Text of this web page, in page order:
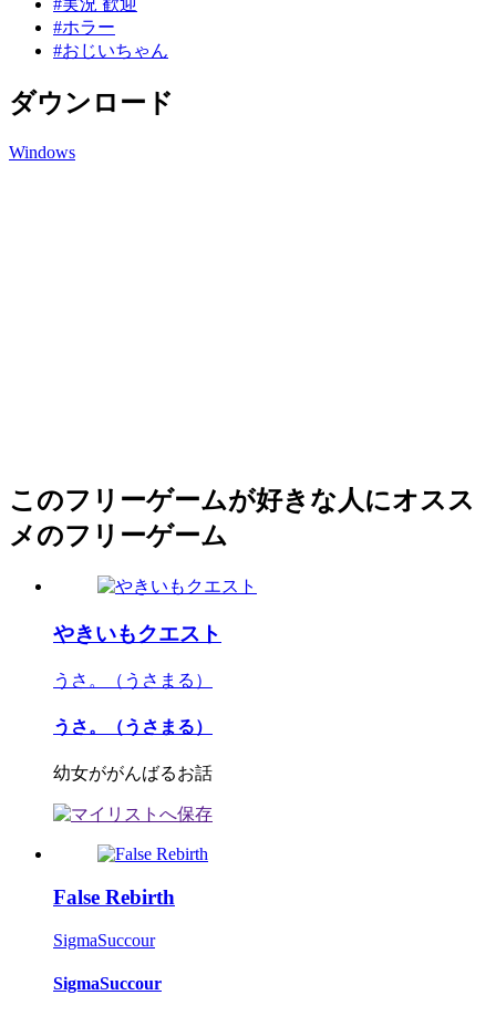
#ホラー
#おじいちゃん
ダウンロード
Windows
このフリーゲームが好きな人にオスス
メのフリーゲーム
やきいもクエスト
うさ。（うさまる）
うさ。（うさまる）
幼女ががんばるお話
False Rebirth
SigmaSuccour
SigmaSuccour